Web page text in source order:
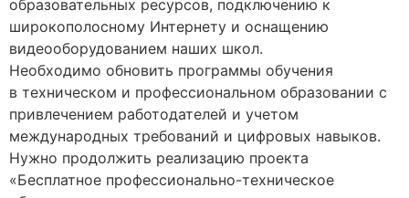
образовательных ресурсов, подключению к
широкополосному Интернету и оснащению
видеооборудованием наших школ.
Необходимо обновить программы обучения
в техническом и профессиональном образовании с
привлечением работодателей и учетом
международных требований и цифровых навыков.
Нужно продолжить реализацию проекта
«Бесплатное профессионально-техническое